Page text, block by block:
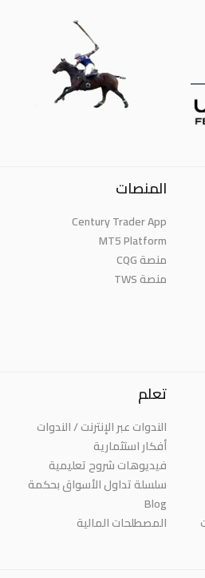
المنصات
Century Trader App
MT5 Platform
منصة CQG
منصة TWS
تعلم
الندوات عبر الإنترنت / الندوات
أفكار استثمارية
فيديوهات شروح تعليمية
سلسلة تداول الأسواق بحكمة
Blog
المصطلحات المالية